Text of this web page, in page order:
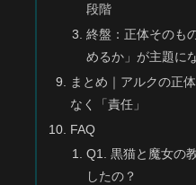
段階
終盤：正体そのも
めるか」が主題に
まとめ｜アルクの正
なく「責任」
FAQ
Q1. 黒猫と魔女の
したの？